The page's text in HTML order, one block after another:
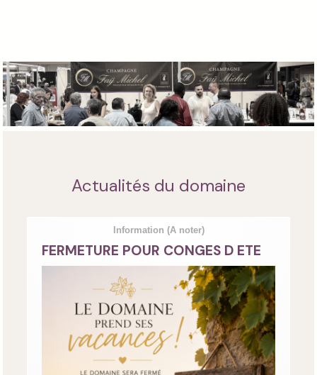
Actualités du domaine
Information (A noter)
FERMETURE POUR CONGES D ETE